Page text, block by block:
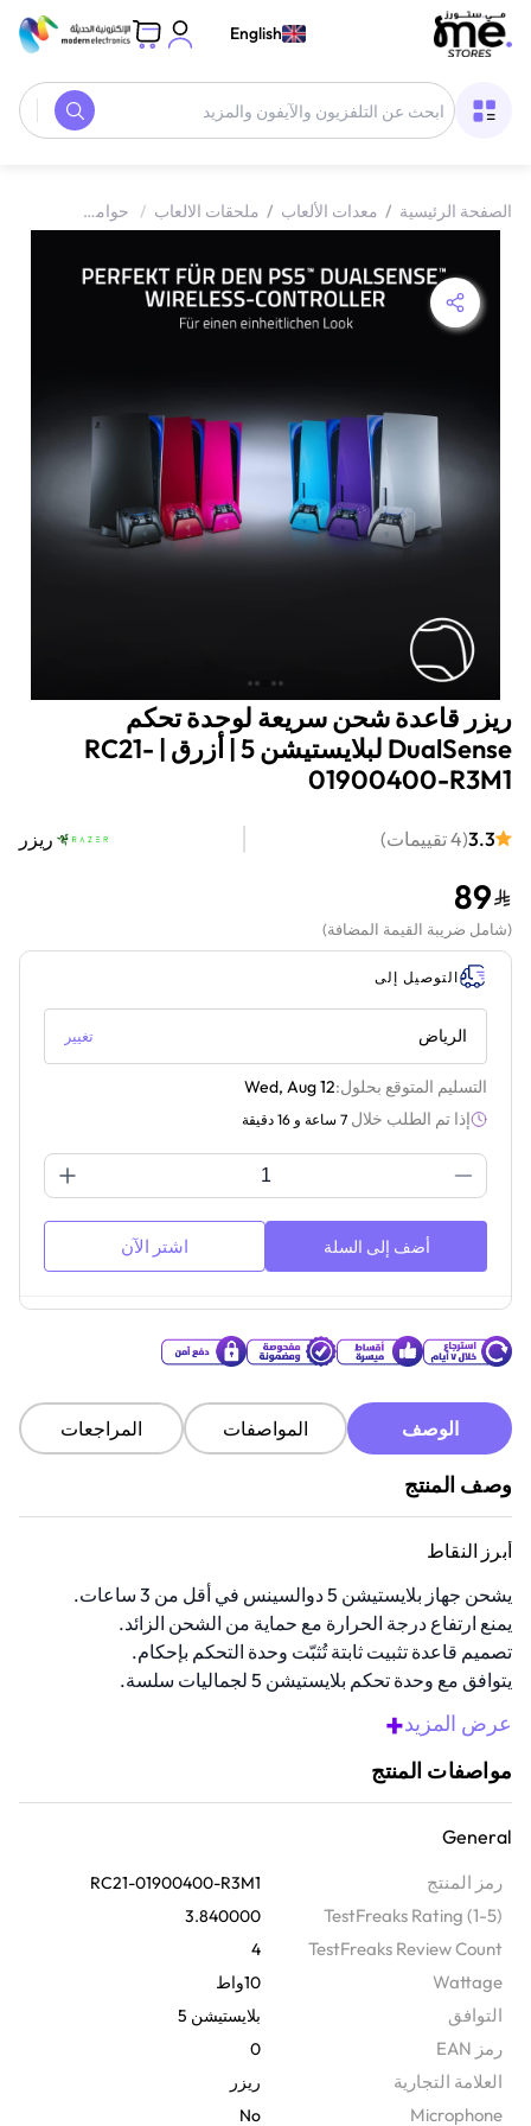
English
الصفحة الرئيسية / معدات الألعاب / ملحقات الالعاب / حوامل شحن أذرع التحكم
ريزر قاعدة شحن سريعة لوحدة تحكم
DualSense لبلايستيشن 5 | أزرق | RC21-
01900400-R3M1
3.3
(
4تقييمات) ريزر
89
(شامل ضريبة القيمة المضافة)
التوصيل إلى
الرياض تغيير
التسليم المتوقع بحلول:Wed, Aug 12
إذا تم الطلب خلال 7 ساعة و 16 دقيقة
أضف إلى السلة اشتر الآن
الوصف المواصفات المراجعات
وصف المنتج
أبرز النقاط
يشحن جهاز بلايستيشن 5 دوالسينس في أقل من 3 ساعات.
يمنع ارتفاع درجة الحرارة مع حماية من الشحن الزائد.
تصميم قاعدة تثبيت ثابتة تُثبّت وحدة التحكم بإحكام.
يتوافق مع وحدة تحكم بلايستيشن 5 لجماليات سلسة.
قاعدة مغناطيسية تضمن اتصال شحن ثابت.
شحن سريع، وملاءمة مثالية، وتحكم كامل مع حامل الشحن السريع هذا.
مرخص رسميًا، ويشحن وحدة تحكم دوالسينس في أقل من 3 ساعات مع
الحفاظ عليها آمنة من الشحن الزائد والسخونة الزائدة. تصميمه المنحني
سوى توصيله عبر يو إس بي بجهازك أو جهاز الكمبيوتر أو مقبس الحائط
المتوافق.
عرض المزيد+
مواصفات المنتج
General
رمز المنتج RC21-01900400-R3M1
TestFreaks Rating (1-5)
3.840000
TestFreaks Review Count
4
Wattage 10واط
التوافق بلايستيشن 5
رمز EAN 0
‫العلامة التجارية ريزر
Microphone
No